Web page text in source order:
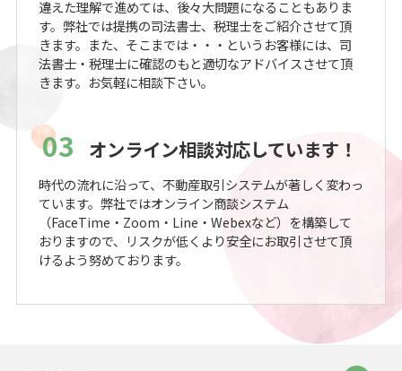
違えた理解で進めては、後々大問題になることもありま
す。弊社では提携の司法書士、税理士をご紹介させて頂
きます。また、そこまでは・・・というお客様には、司
法書士・税理士に確認のもと適切なアドバイスさせて頂
きます。お気軽に相談下さい。
03 オンライン相談対応しています！
時代の流れに沿って、不動産取引システムが著しく変わっ
ています。弊社ではオンライン商談システム
（FaceTime・Zoom・Line・Webexなど）を構築して
おりますので、リスクが低くより安全にお取引させて頂
けるよう努めております。